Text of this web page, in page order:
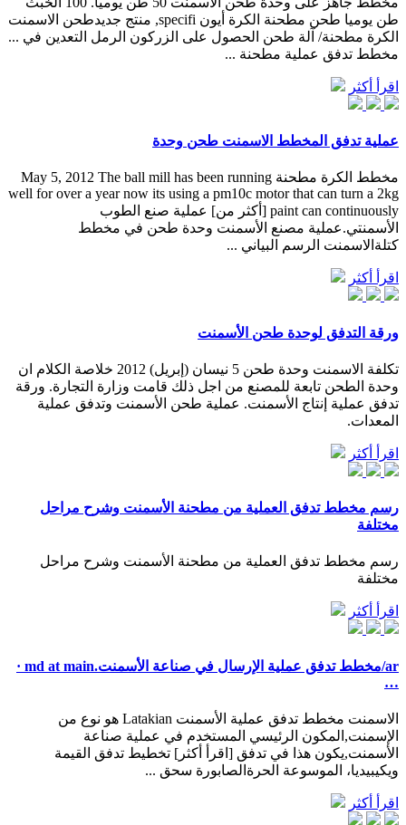
طن يوميا طحن مطحنة الكرة أيون specifi, منتج جديدطحن الاسمنت
الكرة مطحنة/ آلة طحن الحصول على الزركون الرمل التعدين في ...
مخطط تدفق عملية مطحنة ...
اقرأ أكثر
عملية تدفق المخطط الاسمنت طحن وحدة
مخطط الكرة مطحنة May 5, 2012 The ball mill has been running
well for over a year now its using a pm10c motor that can turn a 2kg
paint can continuously [أكثر من] عملية صنع الطوب
الأسمنتي.عملية مصنع الأسمنت وحدة طحن في مخطط
كتلةالاسمنت الرسم البياني ...
اقرأ أكثر
ورقة التدفق لوحدة طحن الأسمنت
تكلفة الاسمنت وحدة طحن 5 نيسان (إبريل) 2012 خلاصة الكلام ان
وحدة الطحن تابعة للمصنع من اجل ذلك قامت وزارة التجارة. ورقة
تدفق عملية إنتاج الأسمنت. عملية طحن الأسمنت وتدفق عملية
المعدات.
اقرأ أكثر
رسم مخطط تدفق العملية من مطحنة الأسمنت وشرح مراحل
مختلفة
رسم مخطط تدفق العملية من مطحنة الأسمنت وشرح مراحل
مختلفة
اقرأ أكثر
ar/مخطط تدفق عملية الإرسال في صناعة الأسمنت.md at main ·
…
الاسمنت مخطط تدفق عملية الأسمنت Latakian هو نوع من
الإسمنت,المكون الرئيسي المستخدم في عملية صناعة
الأسمنت,يكون هذا في تدفق [اقرأ أكثر] تخطيط تدفق القيمة
ويكيبيديا، الموسوعة الحرةالصابورة سحق ...
اقرأ أكثر